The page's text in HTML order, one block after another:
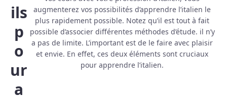
ils
p
o
ur
a
augmenterez vos possibilités d’apprendre l’italien le
plus rapidement possible. Notez qu’il est tout à fait
possible d’associer différentes méthodes d’étude. il n’y
a pas de limite. L’important est de le faire avec plaisir
et envie. En effet, ces deux éléments sont cruciaux
pour apprendre l’italien.